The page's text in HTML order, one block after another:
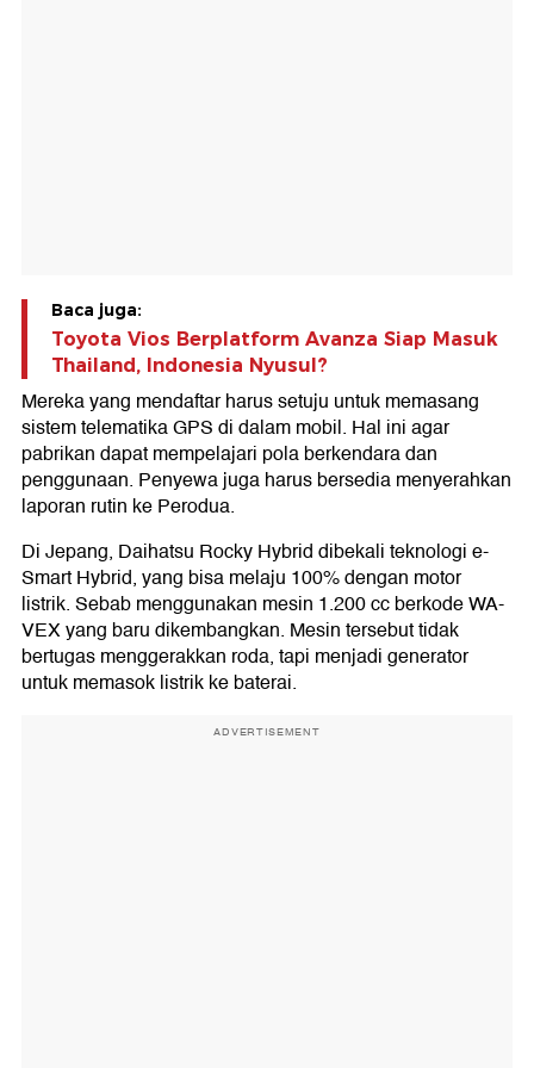
Baca juga:
Toyota Vios Berplatform Avanza Siap Masuk
Thailand, Indonesia Nyusul?
Mereka yang mendaftar harus setuju untuk memasang
sistem telematika GPS di dalam mobil. Hal ini agar
pabrikan dapat mempelajari pola berkendara dan
penggunaan. Penyewa juga harus bersedia menyerahkan
laporan rutin ke Perodua.
Di Jepang, Daihatsu Rocky Hybrid dibekali teknologi e-
Smart Hybrid, yang bisa melaju 100% dengan motor
listrik. Sebab menggunakan mesin 1.200 cc berkode WA-
VEX yang baru dikembangkan. Mesin tersebut tidak
bertugas menggerakkan roda, tapi menjadi generator
untuk memasok listrik ke baterai.
ADVERTISEMENT